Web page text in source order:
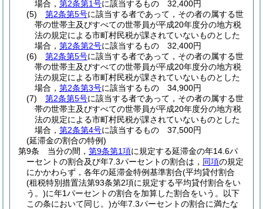
場合， 第2条第1号に該当するもの 32,400円
(5)
第2条第5号に該当する者であって，その者の属する世
帯の世帯主及びすべての世帯員が平成20年度分の地方税
法の規定による市町村民税が課されていないものとした
場合， 第2条第2号に該当するもの 32,400円
(6)
第2条第5号に該当する者であって，その者の属する世
帯の世帯主及びすべての世帯員が平成20年度分の地方税
法の規定による市町村民税が課されていないものとした
場合， 第2条第3号に該当するもの 34,900円
(7)
第2条第5号に該当する者であって，その者の属する世
帯の世帯主及びすべての世帯員が平成20年度分の地方税
法の規定による市町村民税が課されていないものとした
場合， 第2条第4号に該当するもの 37,500円
(延滞金の割合の特例)
第9条
当分の間， 第9条第1項に規定する延滞金の年14.6パ
ーセントの割合及び年7.3パーセントの割合は， 同項の規定
にかかわらず，各年の延滞金特例基準割合(平均貸付割合
(租税特別措置法第93条第2項に規定する平均貸付割合をい
う。)に年1パーセントの割合を加算した割合をいう。以下
この条において同じ。)が年7.3パーセントの割合に満たな